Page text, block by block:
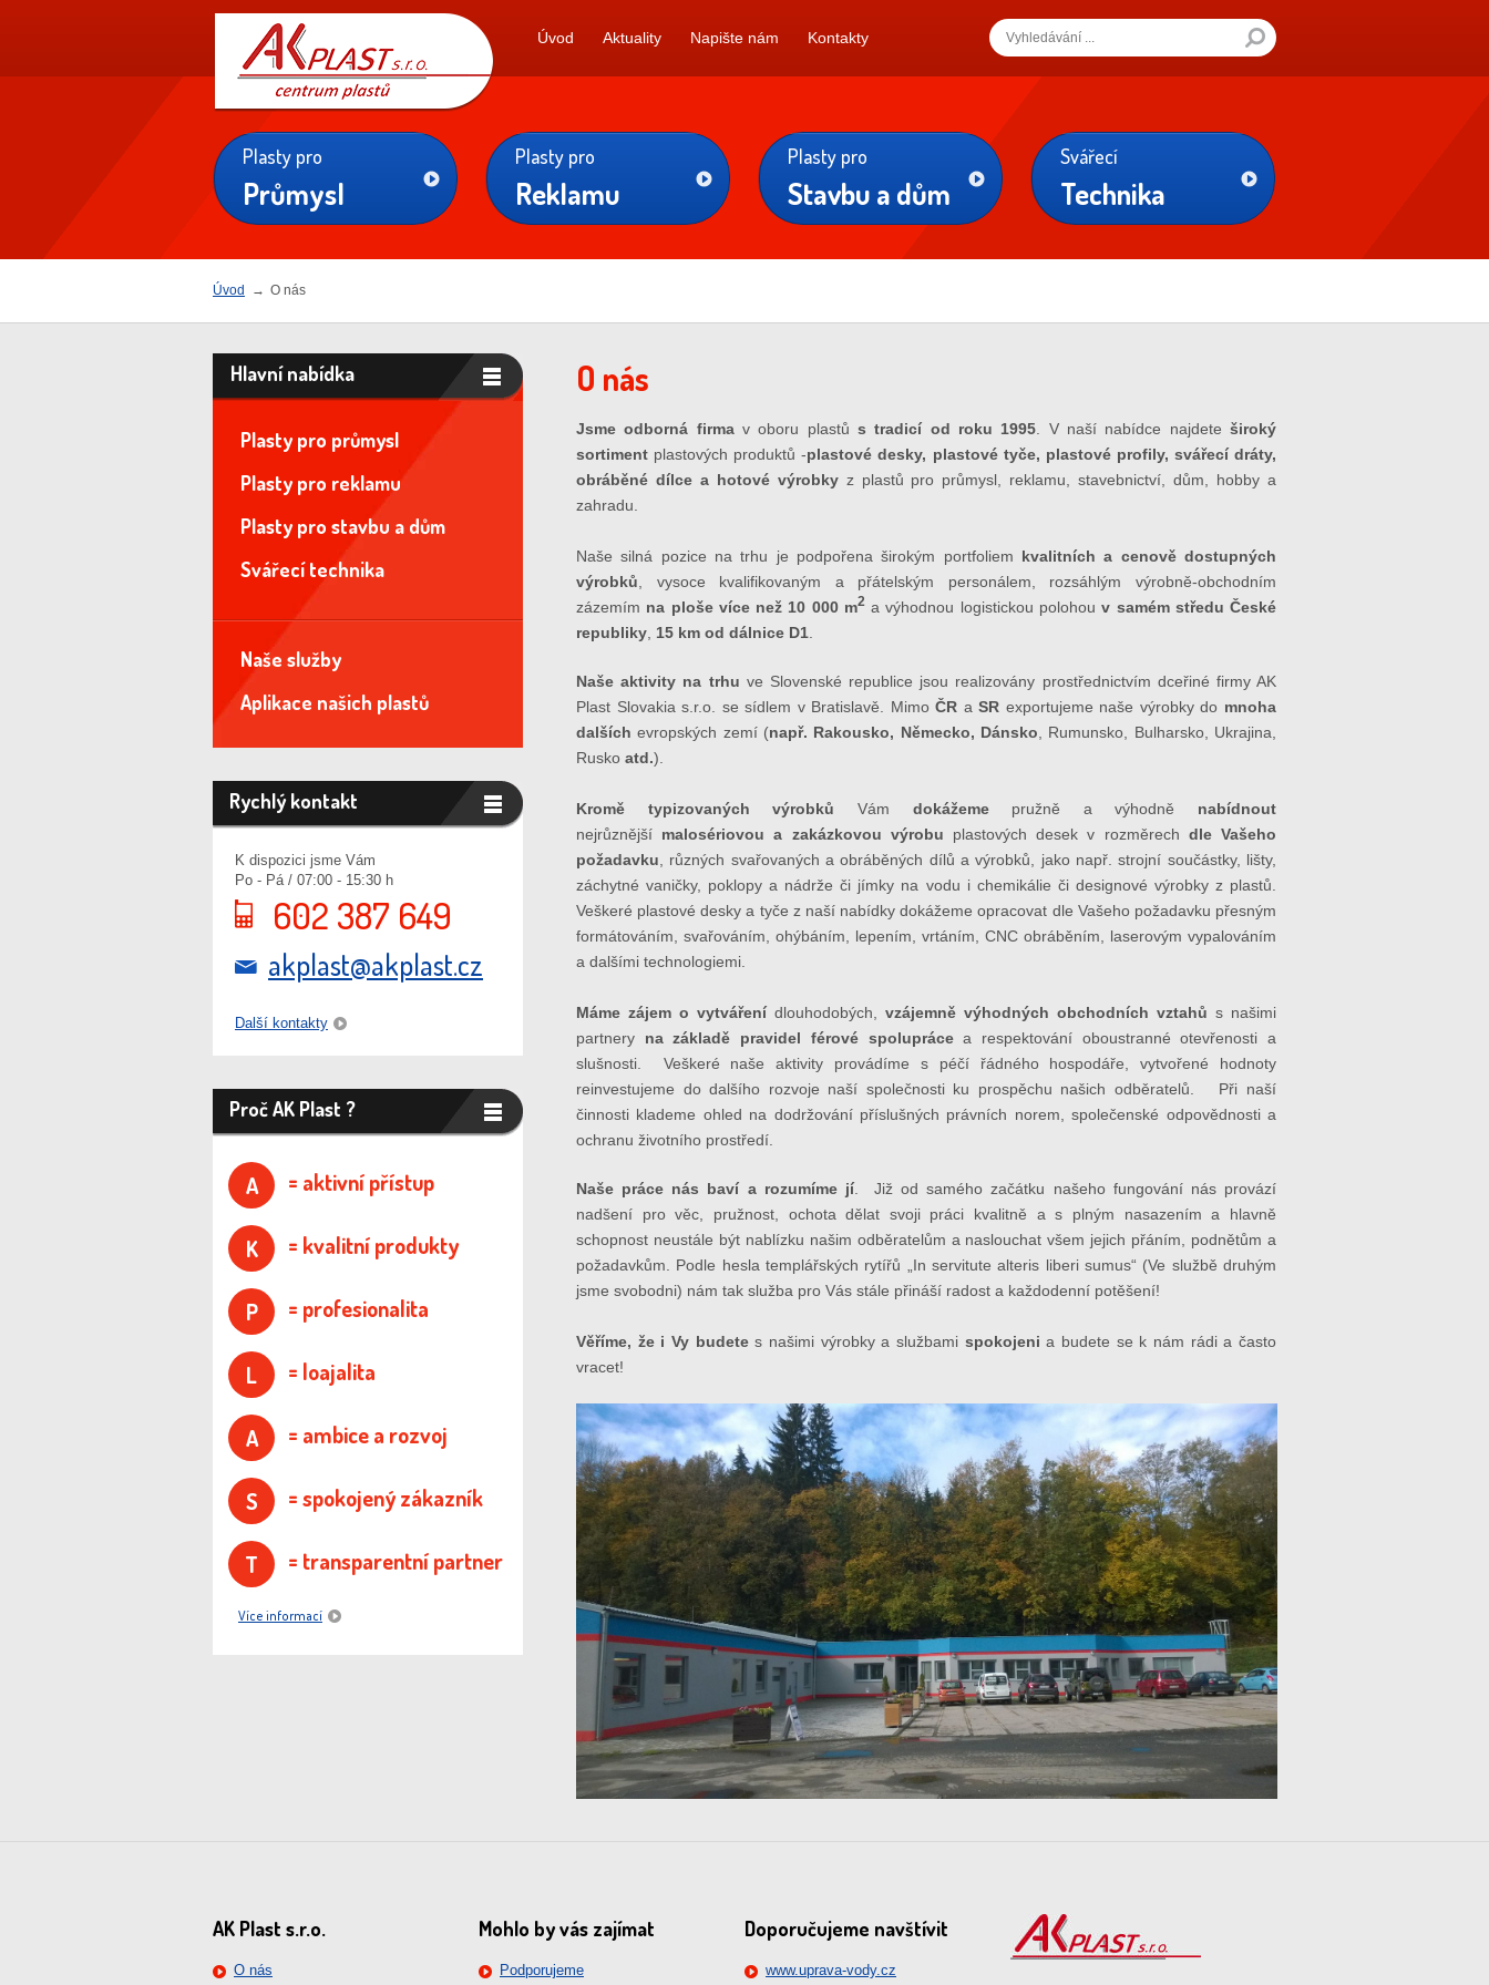
AKPLAST s.r.o.
Úvod Aktuality Napište nám Kontakty
Plasty pro
Průmysl
Plasty pro
Reklamu
Plasty pro
Stavbu a dům
Svářecí
Technika
Úvod → O nás
O nás
Jsme odborná firmav oboru plastůs tradicí od roku 1995 . V naší nabídce najdeteširoký
sortiment plastových produktů -plastové desky, plastové tyče, plastové profily, svářecí dráty,
obráběné dílce a hotové výrobkyz plastů pro průmysl, reklamu, stavebnictví, dům, hobby a
zahradu.
Naše silná pozice na trhu je podpořena širokým portfoliem kvalitních a cenově dostupných
výrobků , vysoce kvalifikovaným a přátelským personálem, rozsáhlým výrobně-obchodním
zázemím na ploše více než 10 000 m2a výhodnou logistickou polohouv samém středu České
republiky 15 km od dálnice D1
Naše aktivity na trhu ve Slovenské republice jsou realizovány prostřednictvím dceřiné firmy AK
Plast Slovakia s.r.o. se sídlem v Bratislavě. MimoČR aSR exportujeme naše výrobky do mnoha
dalších evropských zemí (např. Rakousko, Německo, Dánsko , Rumunsko, Bulharsko, Ukrajina,
Rusko atd.).
Kromě typizovaných výrobků Vám dokážemepružně a výhodně nabídnout
nejrůznější malosériovou a zakázkovou výrobu plastových desek v rozměrech dle Vašeho
požadavku , různých svařovaných a obráběných dílů a výrobků, jako např. strojní součástky, lišty,
záchytné vaničky, poklopy a nádrže či jímky na vodu i chemikálie či designové výrobky z plastů.
Veškeré plastové desky a tyče z naší nabídky dokážeme opracovat dle Vašeho požadavku přesným
formátováním, svařováním, ohýbáním, lepením, vrtáním, CNC obráběním, laserovým vypalováním
a dalšími technologiemi.
Máme zájem o vytváření dlouhodobých, vzájemně výhodných obchodních vztahů s našimi
partnery na základě pravidel férové spoluprácea respektování oboustranné otevřenosti a
slušnosti. Veškeré naše aktivity provádíme s péčí řádného hospodáře, vytvořené hodnoty
reinvestujeme do dalšího rozvoje naší společnosti ku prospěchu našich odběratelů. Při naší
činnosti klademe ohled na dodržování příslušných právních norem, společenské odpovědnosti a
ochranu životního prostředí.
Naše práce nás baví a rozumíme jí. Již od samého začátku našeho fungování nás provází
nadšení pro věc, pružnost, ochota dělat svoji práci kvalitně a s plným nasazením a hlavně
schopnost neustále být nablízku našim odběratelům a naslouchat všem jejich přáním, podnětům a
požadavkům. Podle hesla templářských rytířů „In servitute alteris liberi sumus“ (Ve službě druhým
jsme svobodni) nám tak služba pro Vás stále přináší radost a každodenní potěšení!
Věříme, že i Vy budetes našimi výrobky a službami spokojeni a budete se k nám rádi a často
vracet!
Hlavní nabídka
Plasty pro průmysl
Plasty pro reklamu
Plasty pro stavbu a dům
Svářecí technika
Naše služby
Aplikace našich plastů
Rychlý kontakt
K dispozici jsme Vám
Po - Pá / 07:00 - 15:30 h
602 387 649
akplast@akplast.cz
Další kontakty
Proč AK Plast ?
A = aktivní přístup
K = kvalitní produkty
P = profesionalita
L = loajalita
A = ambice a rozvoj
S = spokojený zákazník
T = transparentní partner
Více informací
AK Plast s.r.o.
O nás
Mohlo by vás zajímat
Podporujeme
Doporučujeme navštívit
www.uprava-vody.cz